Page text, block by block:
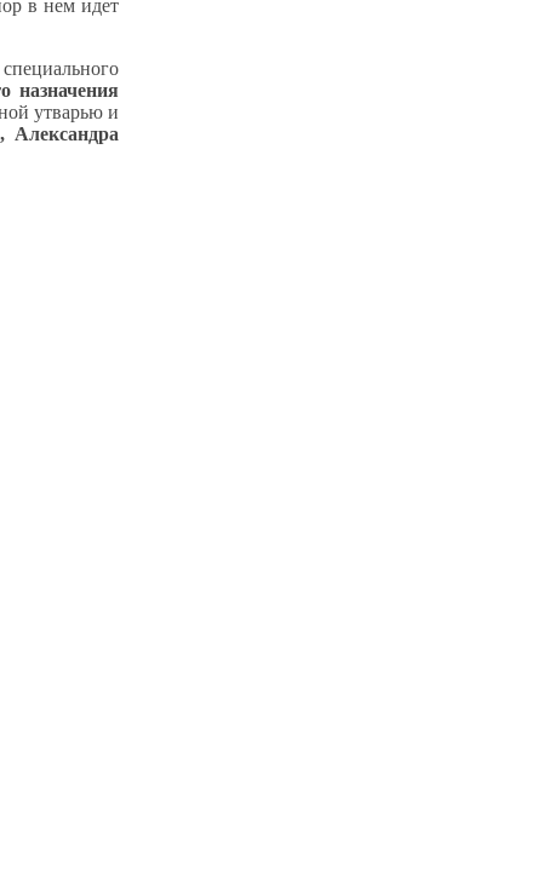
в нем идет
назначения
утварью и
Александра